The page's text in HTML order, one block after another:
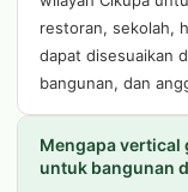
restoran, sekolah,
dapat disesuaikan
bangunan, dan
Mengapa vertical
untuk bangunan